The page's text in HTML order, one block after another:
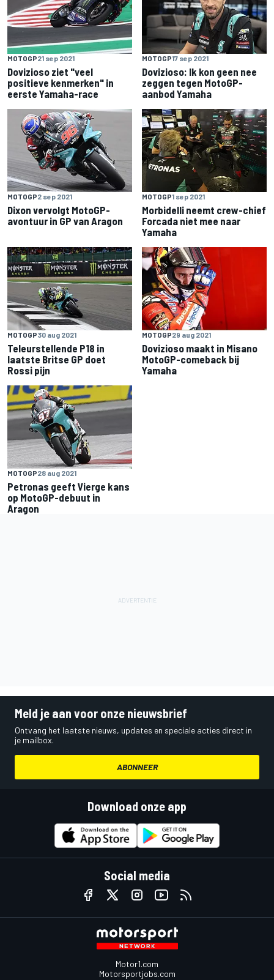
MOTOGP21 sep 2021
Dovizioso ziet "veel
positieve kenmerken" in
eerste Yamaha-race
MOTOGP17 sep 2021
Dovizioso: Ik kon geen nee
zeggen tegen MotoGP-
aanbod Yamaha
MOTOGP2 sep 2021
Dixon vervolgt MotoGP-
avontuur in GP van Aragon
MOTOGP1 sep 2021
Morbidelli neemt crew-chief
Forcada niet mee naar
Yamaha
MOTOGP30 aug 2021
Teleurstellende P18 in
laatste Britse GP doet
Rossi pijn
MOTOGP29 aug 2021
Dovizioso maakt in Misano
MotoGP-comeback bij
Yamaha
MOTOGP28 aug 2021
Petronas geeft Vierge kans
op MotoGP-debuut in
Aragon
Meld je aan voor onze nieuwsbrief
Ontvang het laatste nieuws, updates en speciale acties direct in
je mailbox.
ABONNEER
Download onze app
Social media
Motor1.com
Motorsportjobs.com